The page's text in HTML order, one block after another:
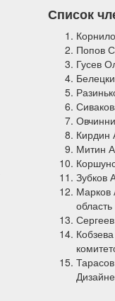
Список
Попов
Гусев
Кирдин
Митин
Зубков
Марков